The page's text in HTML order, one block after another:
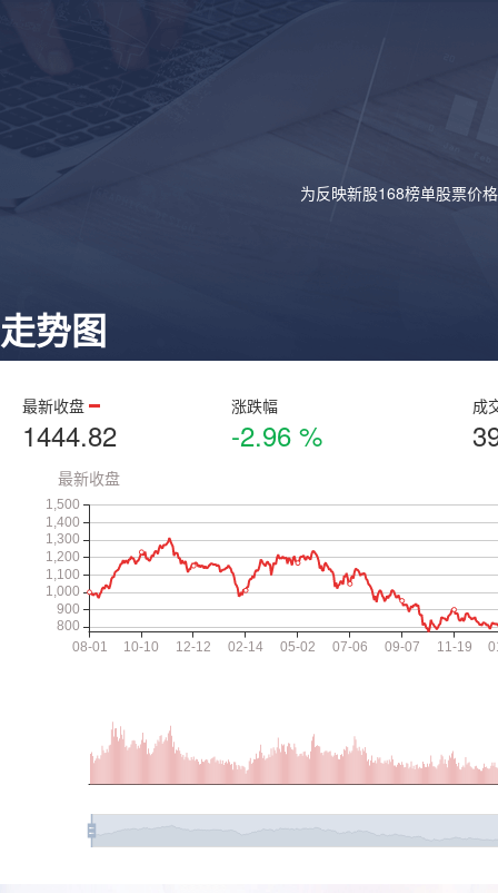
为反映新股168榜单股票价
走势图
最新收盘
1444.82
涨跌幅
-2.96 %
成